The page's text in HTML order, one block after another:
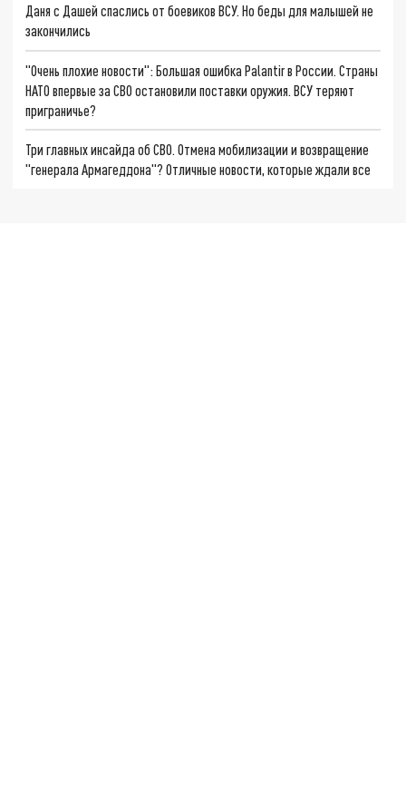
Даня с Дашей спаслись от боевиков ВСУ. Но беды для малышей не
закончились
"Очень плохие новости": Большая ошибка Palantir в России. Страны
НАТО впервые за СВО остановили поставки оружия. ВСУ теряют
приграничье?
Три главных инсайда об СВО. Отмена мобилизации и возвращение
"генерала Армагеддона"? Отличные новости, которые ждали все